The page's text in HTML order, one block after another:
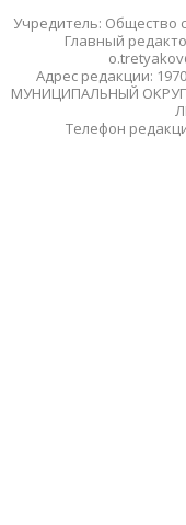
Учредитель: Общество
Главный
Адрес редакции:
МУНИЦИПАЛЬНЫЙ ОКРУГ
Телефон